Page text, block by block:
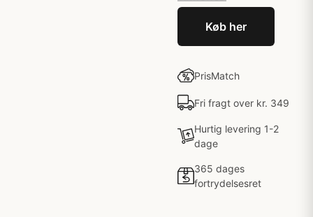
Køb her
PrisMatch
Fri fragt over kr. 349
Hurtig levering 1-2
dage
365 dages
fortrydelsesret